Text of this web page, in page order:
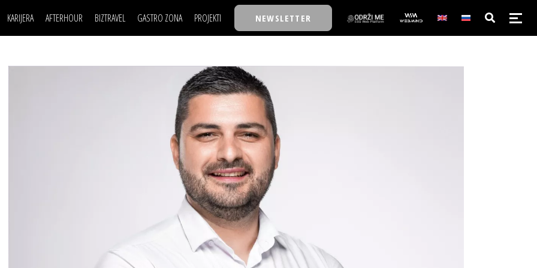
KARIJERA AFTERHOUR BIZTRAVEL GASTRO ZONA PROJEKTI
TASTY TALKS
30 ISPOD 30
BACK TO OFFICE/SCHOOL
BIZBENDOVI
BIZKOLEGIJUM
BMW BIZNIS LIGA
BIZLIFE WEEK
IZJAVA GODINE
NEWSLETTER
POSAO
MOJ UGAO
FILM I SCENA
AUTO SVET
NAJKOLEGA
30 ISPOD 30
BACK TO OFFICE/SCHOOL
BIZBENDOVI
BIZKOLEGIJUM
BMW BIZNIS LIGA
BIZLIFE WEEK
IZJAVA GODINE